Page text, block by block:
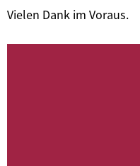
Vielen Dank im Voraus.